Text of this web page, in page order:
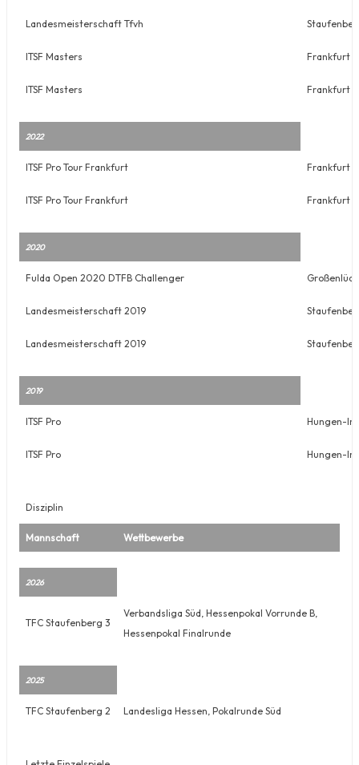
Landesmeisterschaft Tfvh
ITSF Masters Frankfurt
ITSF Masters Frankfurt
2022
ITSF Pro Tour Frankfurt Frankfurt
ITSF Pro Tour Frankfurt Frankfurt
2020
Fulda Open 2020 DTFB Challenger
Landesmeisterschaft 2019
Landesmeisterschaft 2019
2019
ITSF Pro Hungen-
ITSF Pro Hungen-
Disziplin
Mannschaft Wettbewerbe
2026
TFC Staufenberg 3
Verbandsliga Süd, Hessenpokal Vorrunde B,
Hessenpokal Finalrunde
2025
TFC Staufenberg 2 Landesliga Hessen, Pokalrunde Süd